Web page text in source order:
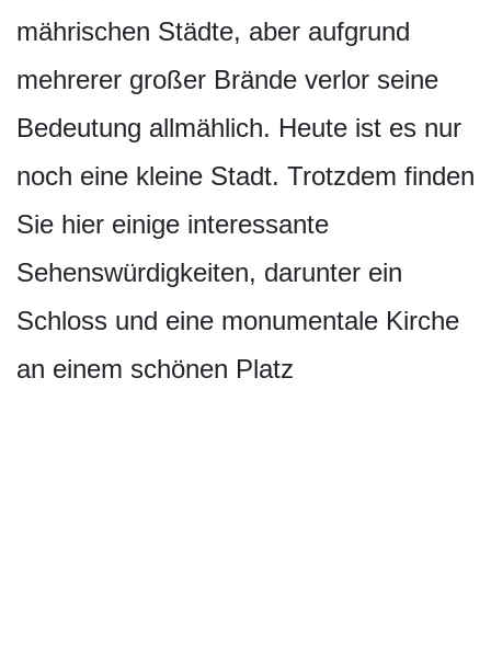
mährischen Städte, aber aufgrund
mehrerer großer Brände verlor seine
Bedeutung allmählich. Heute ist es nur
noch eine kleine Stadt. Trotzdem finden
Sie hier einige interessante
Sehenswürdigkeiten, darunter ein
Schloss und eine monumentale Kirche
an einem schönen Platz